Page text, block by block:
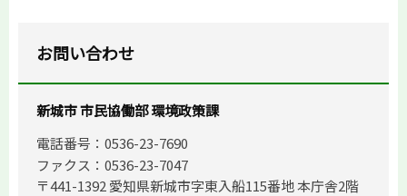
お問い合わせ
新城市 市民協働部 環境政策課
電話番号：0536-23-7690
ファクス：0536-23-7047
〒441-1392 愛知県新城市字東入船115番地 本庁舎2階